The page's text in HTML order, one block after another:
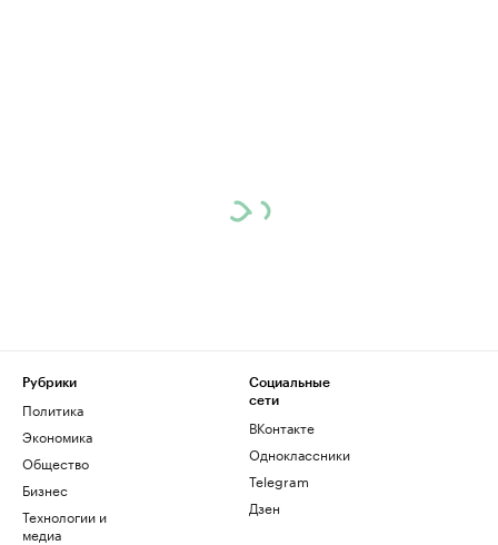
Рубрики
Политика
Экономика
Общество
Бизнес
Технологии и
медиа
Социальные
сети
ВКонтакте
Одноклассники
Telegram
Дзен